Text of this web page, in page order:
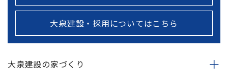
大泉建設・採用についてはこちら
大泉建設の家づくり